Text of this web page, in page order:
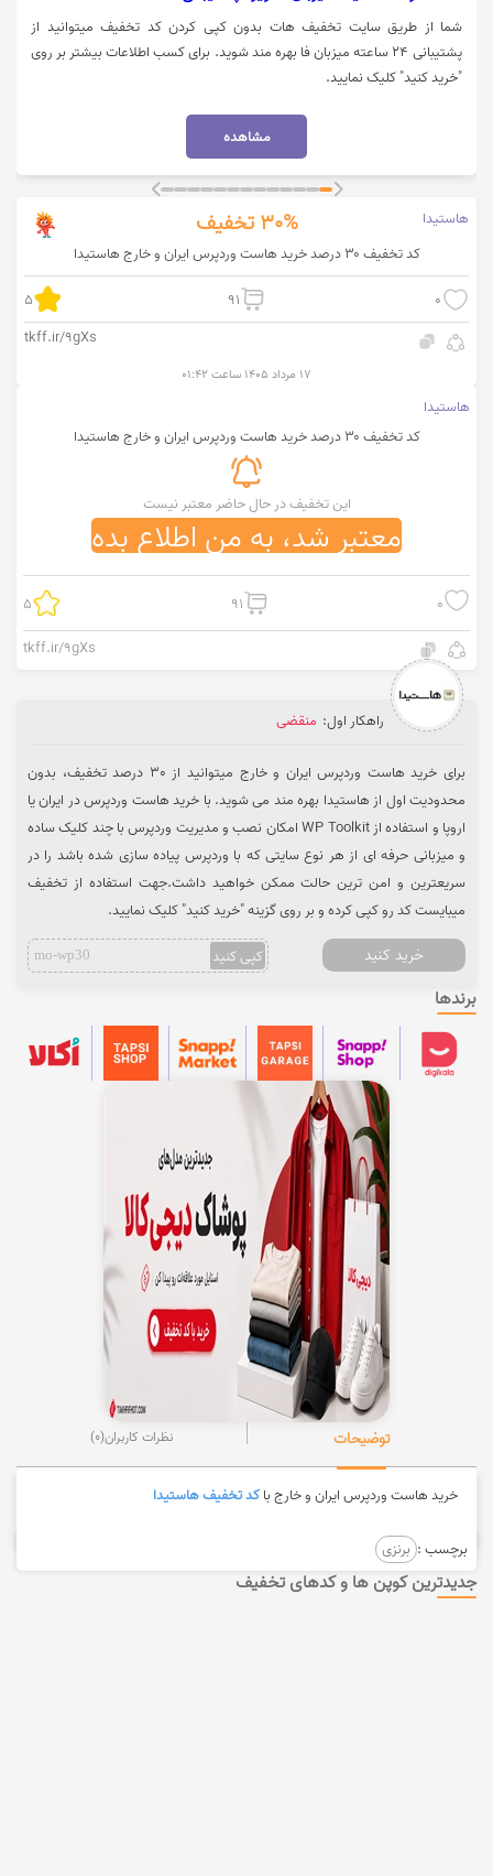
شما از طریق سایت تخفیف هات بدون کپی کردن کد تخفیف میتوانید از
پشتیبانی 24 ساعته میزبان فا بهره مند شوید. برای کسب اطلاعات بیشتر بر روی
"خرید کنید" کلیک نمایید.
مشاهده
هاستیدا 30% تخفیف
کد تخفیف ۳۰ درصد خرید هاست وردپرس ایران و خارج هاستیدا
0
91
5
tkff.ir/9gXs
۱۷ مرداد ۱۴۰۵ ساعت ۰۱:۴۲
هاستیدا
کد تخفیف ۳۰ درصد خرید هاست وردپرس ایران و خارج هاستیدا
این تخفیف در حال حاضر معتبر نیست
معتبر شد، به من اطلاع بده
0
91
5
tkff.ir/9gXs
راهکار اول: منقضی
برای خرید هاست وردپرس ایران و خارج میتوانید از 30 درصد تخفیف، بدون
محدودیت اول از هاستیدا بهره مند می شوید. با خرید هاست وردپرس در ایران یا
اروپا و استفاده از WP Toolkit امکان نصب و مدیریت وردپرس با چند کلیک ساده
و میزبانی حرفه ای از هر نوع سایتی که با وردپرس پیاده سازی شده باشد را در
سریعترین و امن ترین حالت ممکن خواهید داشت.جهت استفاده از تخفیف
میبایست کد رو کپی کرده و بر روی گزینه "خرید کنید" کلیک نمایید.
خرید کنید کپی کنید mo-wp30
برندها
توضیحات نظرات کاربران(0)
خرید هاست وردپرس ایران و خارج با کد تخفیف هاستیدا
برچسب : برنزی
جدیدترین کوپن ها و کدهای تخفیف